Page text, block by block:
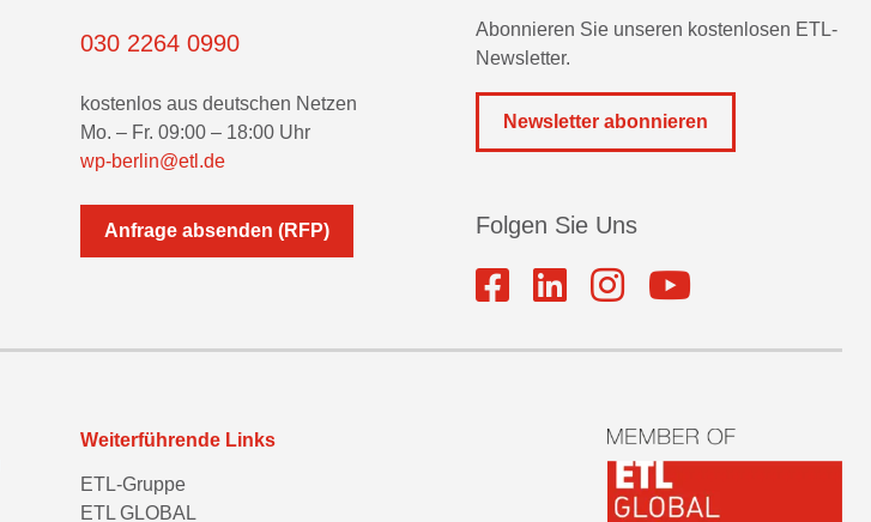
030 2264 0990
kostenlos aus deutschen Netzen
Mo. – Fr. 09:00 – 18:00 Uhr
wp-berlin@etl.de
Anfrage absenden (RFP)
Abonnieren Sie unseren kostenlosen ETL-
Newsletter.
Newsletter abonnieren
Folgen Sie Uns
Weiterführende Links
ETL-Gruppe
ETL GLOBAL